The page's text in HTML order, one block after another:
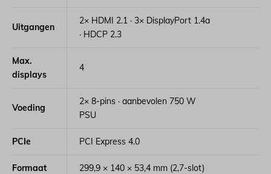
Uitgangen
2× HDMI 2.1 · 3× DisplayPort 1.4a
· HDCP 2.3
Max.
displays
4
Voeding
2× 8-pins · aanbevolen 750 W
PSU
PCIe PCI Express 4.0
Formaat 299,9 × 140 × 53,4 mm (2,7-slot)